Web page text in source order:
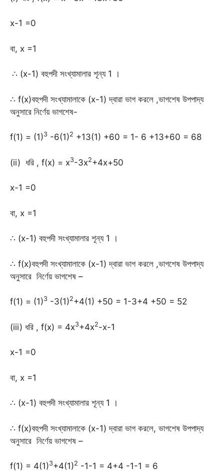
x-1 =0
বা, x =1
∴ (x-1) বহুপদী সংখ্যামালার শূন্য 1 ।
∴ f(x)বহুপদী সংখ্যামালাকে (x-1) দ্বারা ভাগ করলে ,ভাগশেষ উপপাদ্য
অনুসারে নির্ণেয় ভাগশেষ-
f(1) = (1)3 -6(1)2 +13(1) +60 = 1- 6 +13+60 = 68
(ii) ধরি , f(x) = x3-3x2+4x+50
x-1 =0
বা, x =1
∴ (x-1) বহুপদী সংখ্যামালার শূন্য 1 ।
∴ f(x)বহুপদী সংখ্যামালাকে (x-1) দ্বারা ভাগ করলে ,ভাগশেষ উপপাদ্য
অনুসারে নির্ণেয় ভাগশেষ –
f(1) = (1)3 -3(1)2+4(1) +50 = 1-3+4 +50 = 52
(iii) ধরি , f(x) = 4x3+4x2-x-1
x-1 =0
বা, x =1
∴ (x-1) বহুপদী সংখ্যামালার শূন্য 1 ।
∴ f(x)বহুপদী সংখ্যামালাকে (x-1) দ্বারা ভাগ করলে, ভাগশেষ উপপাদ্য
অনুসারে নির্ণেয় ভাগশেষ –
f(1) = 4(1)3+4(1)2 -1-1 = 4+4 -1-1 = 6